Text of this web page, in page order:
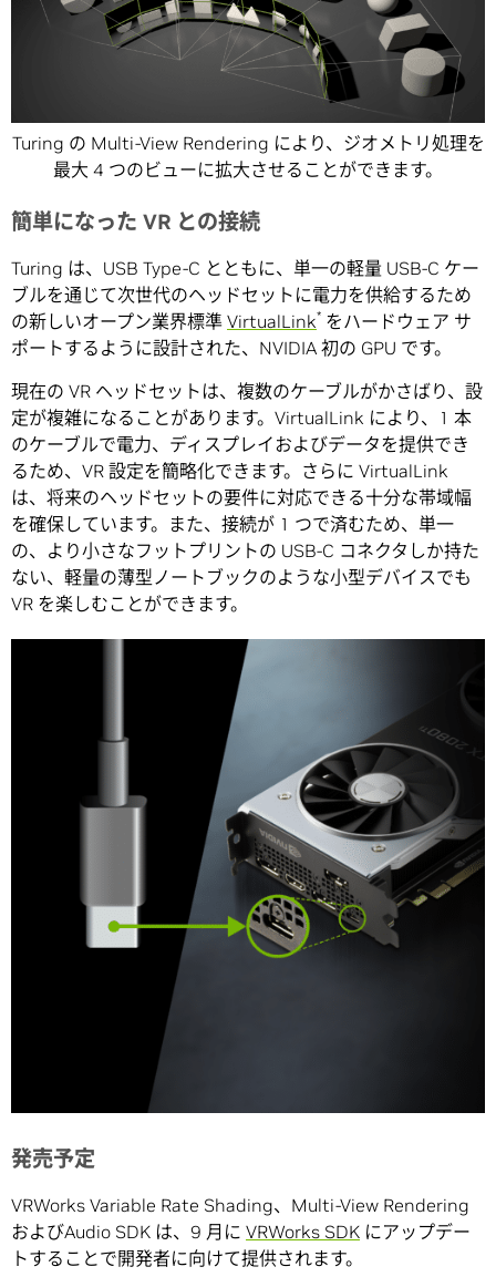
Turing の Multi-View Rendering により、ジオメトリ処理を
最大 4 つのビューに拡大させることができます。
簡単になった VR との接続
Turing は、USB Type-C とともに、単一の軽量 USB-C ケー
ブルを通じて次世代のヘッドセットに電力を供給するため
の新しいオープン業界標準 VirtualLink* をハードウェア サ
ポートするように設計された、NVIDIA 初の GPU です。
現在の VR ヘッドセットは、複数のケーブルがかさばり、設
定が複雑になることがあります。VirtualLink により、1 本
のケーブルで電力、ディスプレイおよびデータを提供でき
るため、VR 設定を簡略化できます。さらに VirtualLink
は、将来のヘッドセットの要件に対応できる十分な帯域幅
を確保しています。また、接続が 1 つで済むため、単一
の、より小さなフットプリントの USB-C コネクタしか持た
ない、軽量の薄型ノートブックのような小型デバイスでも
VR を楽しむことができます。
発売予定
VRWorks Variable Rate Shading、Multi-View Rendering
およびAudio SDK は、9 月に VRWorks SDK にアップデー
トすることで開発者に向けて提供されます。